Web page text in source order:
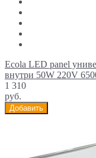
Ecola LED panel
внутри 50W 220V
1 310
руб.
Добавить